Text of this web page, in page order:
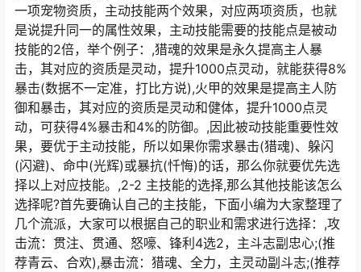
一项宠物资质，主动技能两个效果，对应两项资质，也就
是说提升同一的属性效果，主动技能需要的技能点是被动
技能的2倍，举个例子：,猎魂的效果是永久提高主人暴
击，其对应的资质是灵动，提升1000点灵动，就能获得8%
暴击(数据不一定准，打比方说),火甲的效果是提高主人防
御和暴击，其对应的资质是灵动和健体，提升1000点灵
动，可获得4%暴击和4%的防御。,因此被动技能重要性效
果，要优于主动技能，所以如果你需求暴击(猎魂)、躲闪
(闪避)、命中(光辉)或暴抗(忏悔)的话，那么你就要优先选
择以上对应技能。,2-2 主技能的选择,那么其他技能该怎么
选择呢?首先要确认自己的主技能，下面小编为大家整理了
几个流派，大家可以根据自己的职业和需求进行选择：,攻
击流：贯注、贯通、怒嚎、锋利4选2，主斗志副忠心;(推
荐青云、合欢),暴击流：猎魂、全力，主灵动副斗志;(推荐